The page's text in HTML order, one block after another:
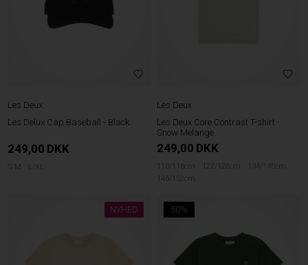
Les Deux
Les Delux Cap Baseball - Black
249,00 DKK
Les Deux
Les Deux Core Contrast T-shirt -
Snow Melange
249,00 DKK
110/116cm 122/128cm
134/140cm
146/152cm
NYHED 50%